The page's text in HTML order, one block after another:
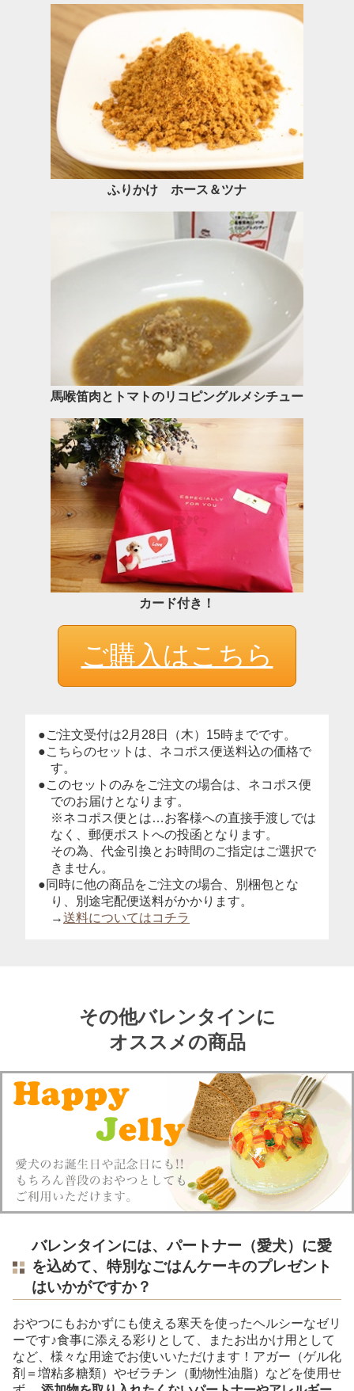
ふりかけ ホース＆ツナ
馬喉笛肉とトマトのリコピングルメシチュー
カード付き！
ご購入はこちら
●ご注文受付は2月28日（木）15時までです。
●こちらのセットは、ネコポス便送料込の価格で
す。
●このセットのみをご注文の場合は、ネコポス便
でのお届けとなります。
※ネコポス便とは…お客様への直接手渡しでは
なく、郵便ポストへの投函となります。
その為、代金引換とお時間のご指定はご選択で
きません。
●同時に他の商品をご注文の場合、別梱包とな
り、別途宅配便送料がかかります。
→送料についてはコチラ
その他バレンタインに
オススメの商品
バレンタインには、パートナー（愛犬）に愛
を込めて、 特別なごはんケーキのプレゼント
はいかがですか？
おやつにもおかずにも使える寒天を使ったヘルシーなゼリ
ーです♪食事に添える彩りとして、またお出かけ用として
など、様々な用途でお使いいただけます！アガー（ゲル化
剤＝増粘多糖類）やゼラチン（動物性油脂）などを使用せ